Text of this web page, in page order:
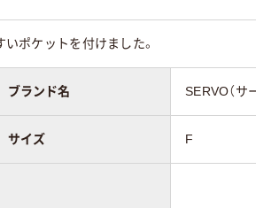
ポケットを付けました。
ブランド名 SERVO（サ
サイズ F